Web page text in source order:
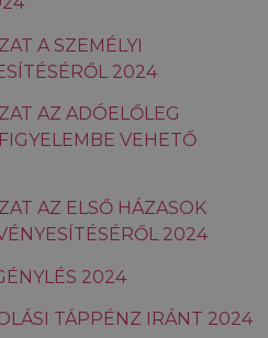
A SZEMÉLYI
2024
AZ ADÓELŐLEG
VEHETŐ
AZ ELSŐ HÁZASOK
2024
2024
TÁPPÉNZ IRÁNT 2024
Célzás Besorolatlan
pl. analitikai sütiket
használják, hogy
egy adott látogató
/ Domain
.delego.hu
1 év 1
hónap
Ezt a cookie-t a
Google Analytics